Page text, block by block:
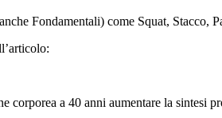
Fondamentali) come Squat, Stacco,
a 40 anni aumentare la sintesi